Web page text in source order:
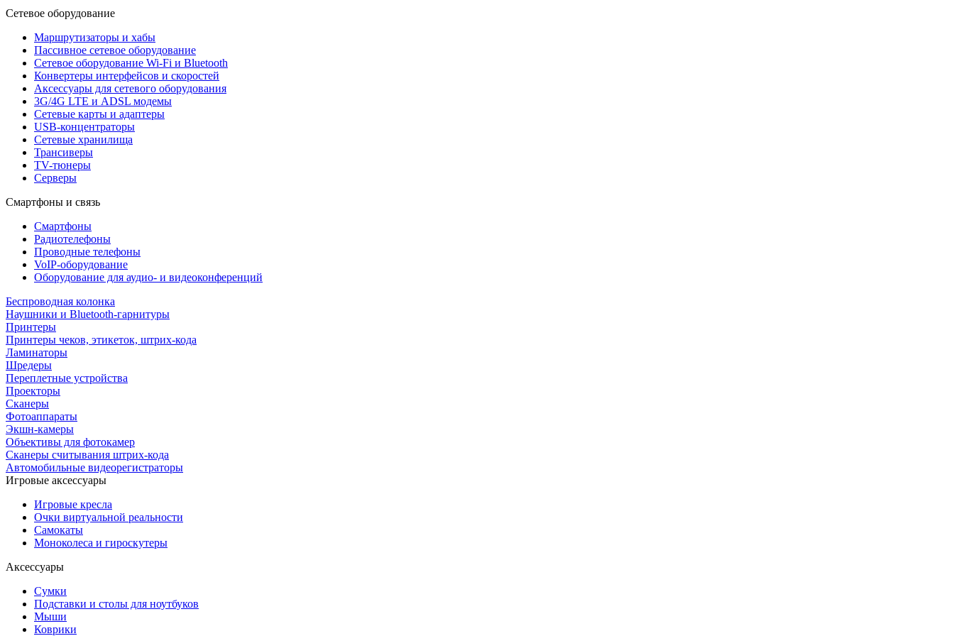
Сетевое оборудование
Маршрутизаторы и хабы
Пассивное сетевое оборудование
Сетевое оборудование Wi-Fi и Bluetooth
Конвертеры интерфейсов и скоростей
Аксессуары для сетевого оборудования
3G/4G LTE и ADSL модемы
Сетевые карты и адаптеры
USB-концентраторы
Сетевые хранилища
Трансиверы
TV-тюнеры
Серверы
Смартфоны и связь
Смартфоны
Радиотелефоны
Проводные телефоны
VoIP-оборудование
Оборудование для аудио- и видеоконференций
Беспроводная колонка
Наушники и Bluetooth-гарнитуры
Принтеры
Принтеры чеков, этикеток, штрих-кода
Ламинаторы
Шредеры
Переплетные устройства
Проекторы
Сканеры
Фотоаппараты
Экшн-камеры
Объективы для фотокамер
Сканеры считывания штрих-кода
Автомобильные видеорегистраторы
Игровые аксессуары
Игровые кресла
Очки виртуальной реальности
Самокаты
Моноколеса и гироскутеры
Аксессуары
Сумки
Подставки и столы для ноутбуков
Мыши
Коврики